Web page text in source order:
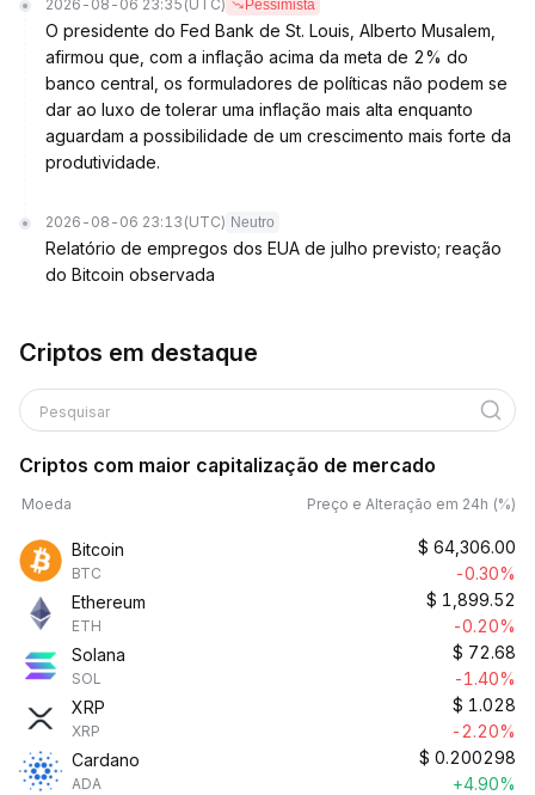
2026-08-06 23:35 (UTC) Pessimista
O presidente do Fed Bank de St. Louis, Alberto Musalem,
afirmou que, com a inflação acima da meta de 2% do
banco central, os formuladores de políticas não podem se
dar ao luxo de tolerar uma inflação mais alta enquanto
aguardam a possibilidade de um crescimento mais forte da
produtividade.
2026-08-06 23:13 (UTC) Neutro
Relatório de empregos dos EUA de julho previsto; reação
do Bitcoin observada
Criptos em destaque
Pesquisar
Criptos com maior capitalização de mercado
Moeda Preço e Alteração em 24h (%)
Bitcoin
BTC
$ 64,306.00
-0.30%
Ethereum
ETH
$ 1,899.52
-0.20%
Solana
SOL
$ 72.68
-1.40%
XRP
XRP
$ 1.028
-2.20%
Cardano
ADA
$ 0.200298
+4.90%